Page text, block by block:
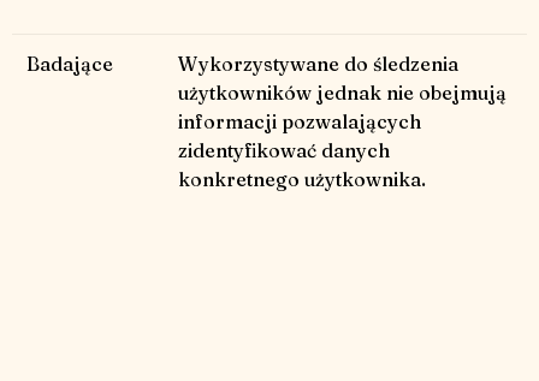
Badające
Wykorzystywane do śledzenia
użytkowników jednak nie obejmują
informacji pozwalających
zidentyfikować danych
konkretnego użytkownika.